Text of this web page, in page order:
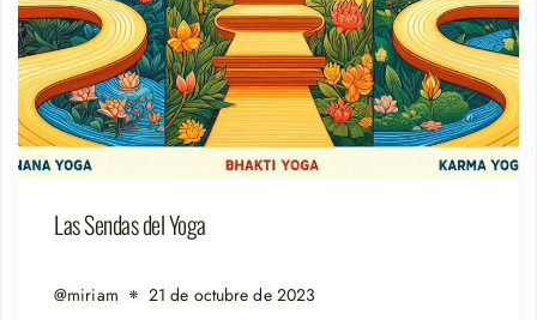
Las Sendas del Yoga
@miriam 21 de octubre de 2023